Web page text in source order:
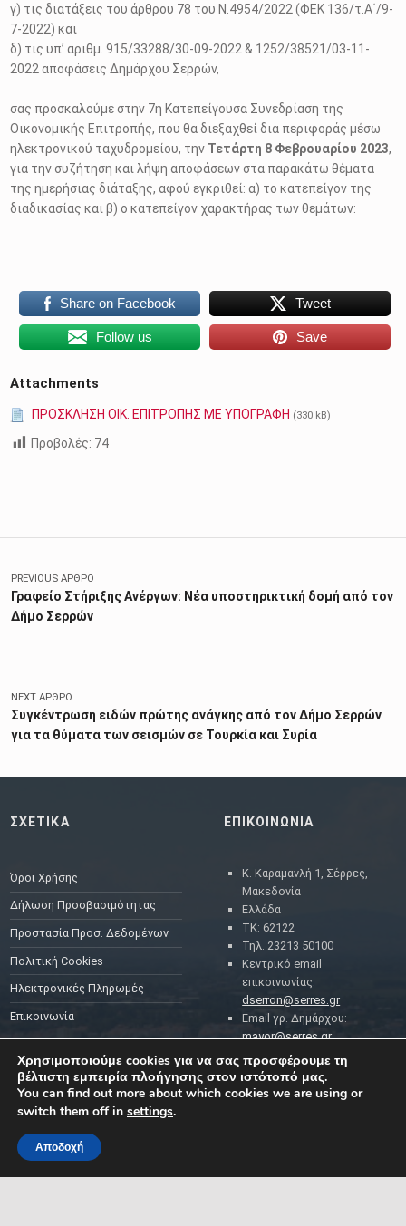
γ) τις διατάξεις του άρθρου 78 του Ν.4954/2022 (ΦΕΚ 136/τ.Α΄/9-
7-2022) και
δ) τις υπ’ αριθμ. 915/33288/30-09-2022 & 1252/38521/03-11-
2022 αποφάσεις Δημάρχου Σερρών,
σας προσκαλούμε στην 7η Κατεπείγουσα Συνεδρίαση της
Οικονομικής Επιτροπής, που θα διεξαχθεί δια περιφοράς μέσω
ηλεκτρονικού ταχυδρομείου, την Τετάρτη 8 Φεβρουαρίου 2023,
για την συζήτηση και λήψη αποφάσεων στα παρακάτω θέματα
της ημερήσιας διάταξης, αφού εγκριθεί: α) το κατεπείγον της
διαδικασίας και β) ο κατεπείγον χαρακτήρας των θεμάτων:
Share on Facebook Tweet
Follow us Save
Attachments
ΠΡΟΣΚΛΗΣΗ ΟΙΚ. ΕΠΙΤΡΟΠΗΣ ΜΕ ΥΠΟΓΡΑΦΗ (330 kB)
Προβολές: 74
Πλοήγηση άρθρων
PREVIOUS ΆΡΘΡΟ
Γραφείο Στήριξης Ανέργων: Νέα υποστηρικτική δομή από τον
Δήμο Σερρών
NEXT ΆΡΘΡΟ
Συγκέντρωση ειδών πρώτης ανάγκης από τον Δήμο Σερρών
για τα θύματα των σεισμών σε Τουρκία και Συρία
ΣΧΕΤΙΚΑ
Όροι Χρήσης
Δήλωση Προσβασιμότητας
Προστασία Προσ. Δεδομένων
Πολιτική Cookies
Ηλεκτρονικές Πληρωμές
Επικοινωνία
ΕΠΙΚΟΙΝΩΝΙΑ
Κ. Καραμανλή 1, Σέρρες,
Μακεδονία
Ελλάδα
ΤΚ: 62122
Τηλ. 23213 50100
Κεντρικό email
επικοινωνίας:
dserron@serres.gr
Email γρ. Δημάρχου:
mayor@serres.gr
Email DPO (Υπευθύνου
Προστασίας Δεδομένων):
dpo@serres.gr
ΡΟΗ ΕΙΔΗΣΕΩΝ
ΔΗΜΟΤΗ ΚΑΙ ΤΗΣ
Χρησιμοποιούμε cookies για να σας προσφέρουμε τη
βέλτιστη εμπειρία πλοήγησης στον ιστότοπό μας.
You can find out more about which cookies we are using or
switch them off in settings.
Αποδοχή